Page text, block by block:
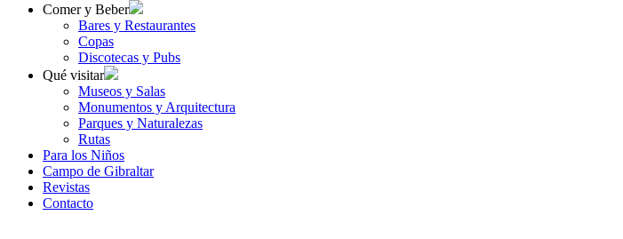
Comer y Beber
Bares y Restaurantes
Copas
Discotecas y Pubs
Qué visitar
Museos y Salas
Monumentos y Arquitectura
Parques y Naturalezas
Rutas
Para los Niños
Campo de Gibraltar
Revistas
Contacto